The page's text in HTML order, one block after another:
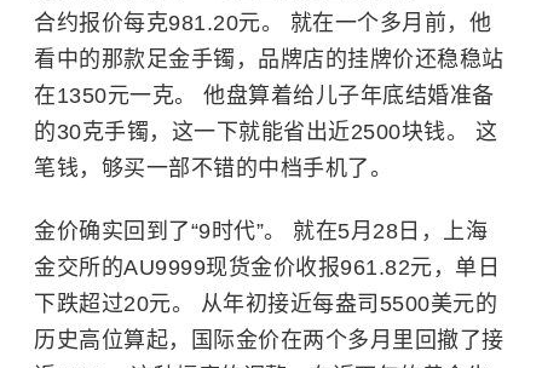
合约报价每克981.20元。 就在一个多月前，他
看中的那款足金手镯，品牌店的挂牌价还稳稳站
在1350元一克。 他盘算着给儿子年底结婚准备
的30克手镯，这一下就能省出近2500块钱。 这
笔钱，够买一部不错的中档手机了。
金价确实回到了“9时代”。 就在5月28日，上海
金交所的AU9999现货金价收报961.82元，单日
下跌超过20元。 从年初接近每盎司5500美元的
历史高位算起，国际金价在两个多月里回撤了接